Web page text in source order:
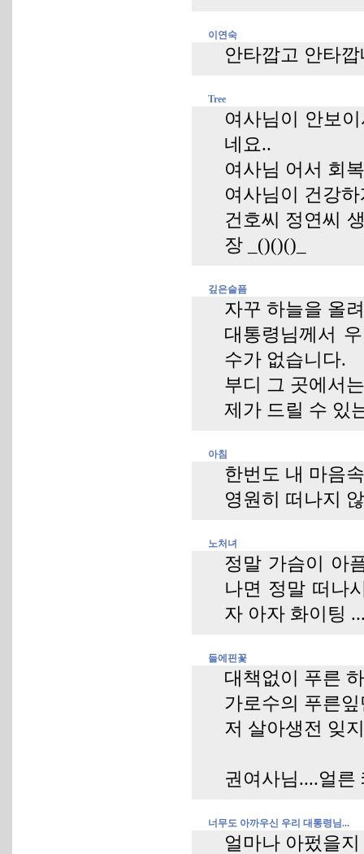
이연숙
안타깝고 안타
Tree
여사님이 안보
네요..
여사님 어서 회
여사님이 건강
건호씨 정연씨
장 _()()()_
깊은슬픔
자꾸 하늘을 올
대통령님께서
수가 없습니다.
부디 그 곳에서
제가 드릴 수 있
아침
한번도 내 마음
영원히 떠나지
노처녀
정말 가슴이 아
나면 정말 떠나
자 아자 화이팅
들에핀꽃
대책없이 푸른
가로수의 푸른
저 살아생전 잊
권여사님....얼른
너무도 아까우신 우리 대통령님...
얼마나 아펐을